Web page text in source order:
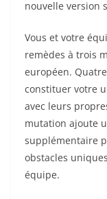
nouvelle version
Vous et votre
remèdes à trois
européen.
constituer votre
avec leurs
mutation ajoute
supplémentaire
obstacles
équipe.